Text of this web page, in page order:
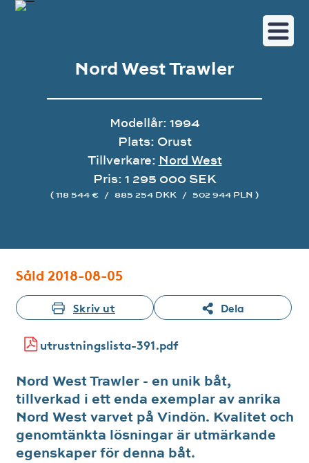
Nord West Trawler
Modellår: 1994
Plats: Orust
Tillverkare: Nord West
Pris: 1 295 000 SEK
( 118 544 € / 885 254 DKK / 502 944 PLN )
Såld 2018-08-05
Skriv ut Dela
utrustningslista-391.pdf
Nord West Trawler - en unik båt,
tillverkad i ett enda exemplar av anrika
Nord West varvet på Vindön. Kvalitet och
genomtänkta lösningar är utmärkande
egenskaper för denna båt.